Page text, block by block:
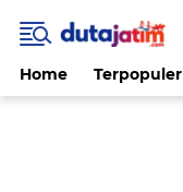
Home Terpopuler